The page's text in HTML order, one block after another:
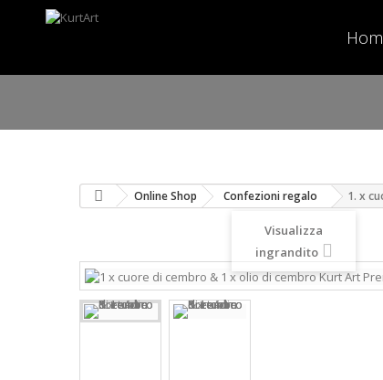
Online Shop Confezioni regalo 1. x
Visualizza
ingrandito